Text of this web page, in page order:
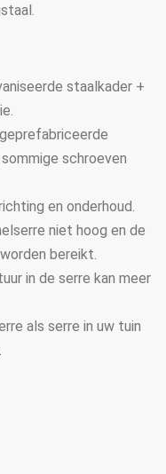
staalkader +
schroeven
en onderhoud.
niet hoog en de
bereikt.
in de serre kan meer
als serre in uw tuin